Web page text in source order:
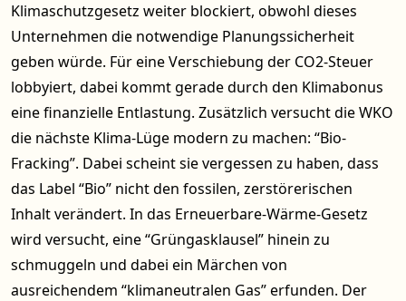
Klimaschutzgesetz weiter blockiert, obwohl dieses
Unternehmen die notwendige Planungssicherheit
geben würde. Für eine Verschiebung der CO2-Steuer
lobbyiert, dabei kommt gerade durch den Klimabonus
eine finanzielle Entlastung. Zusätzlich versucht die WKO
die nächste Klima-Lüge modern zu machen: “Bio-
Fracking”. Dabei scheint sie vergessen zu haben, dass
das Label “Bio” nicht den fossilen, zerstörerischen
Inhalt verändert. In das Erneuerbare-Wärme-Gesetz
wird versucht, eine “Grüngasklausel” hinein zu
schmuggeln und dabei ein Märchen von
ausreichendem “klimaneutralen Gas” erfunden. Der